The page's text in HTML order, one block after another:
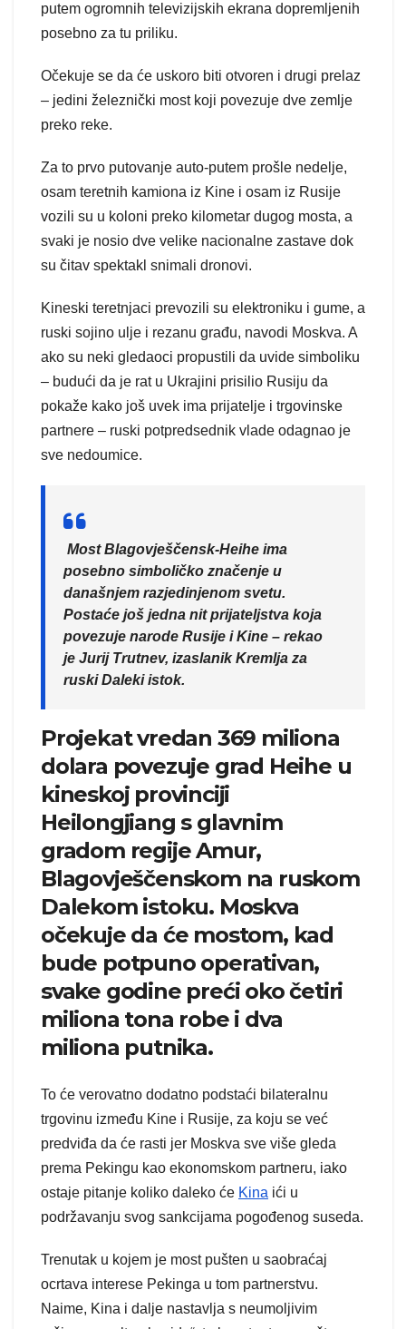
putem ogromnih televizijskih ekrana dopremljenih
posebno za tu priliku.
Očekuje se da će uskoro biti otvoren i drugi prelaz
– jedini železnički most koji povezuje dve zemlje
preko reke.
Za to prvo putovanje auto-putem prošle nedelje,
osam teretnih kamiona iz Kine i osam iz Rusije
vozili su u koloni preko kilometar dugog mosta, a
svaki je nosio dve velike nacionalne zastave dok
su čitav spektakl snimali dronovi.
Kineski teretnjaci prevozili su elektroniku i gume, a
ruski sojino ulje i rezanu građu, navodi Moskva. A
ako su neki gledaoci propustili da uvide simboliku
– budući da je rat u Ukrajini prisilio Rusiju da
pokaže kako još uvek ima prijatelje i trgovinske
partnere – ruski potpredsednik vlade odagnao je
sve nedoumice.
Most Blagovješčensk-Heihe ima
posebno simboličko značenje u
današnjem razjedinjenom svetu.
Postaće još jedna nit prijateljstva koja
povezuje narode Rusije i Kine – rekao
je Jurij Trutnev, izaslanik Kremlja za
ruski Daleki istok.
Projekat vredan 369 miliona
dolara povezuje grad Heihe u
kineskoj provinciji
Heilongjiang s glavnim
gradom regije Amur,
Blagovješčenskom na ruskom
Dalekom istoku. Moskva
očekuje da će mostom, kad
bude potpuno operativan,
svake godine preći oko četiri
miliona tona robe i dva
miliona putnika.
To će verovatno dodatno podstaći bilateralnu
trgovinu između Kine i Rusije, za koju se već
predviđa da će rasti jer Moskva sve više gleda
prema Pekingu kao ekonomskom partneru, iako
ostaje pitanje koliko daleko će Kina ići u
podržavanju svog sankcijama pogođenog suseda.
Trenutak u kojem je most pušten u saobraćaj
ocrtava interese Pekinga u tom partnerstvu.
Naime, Kina i dalje nastavlja s neumoljivim